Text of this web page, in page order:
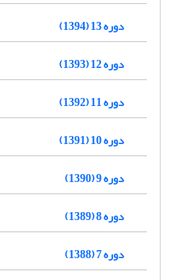
دوره 13 (1394)
دوره 12 (1393)
دوره 11 (1392)
دوره 10 (1391)
دوره 9 (1390)
دوره 8 (1389)
دوره 7 (1388)